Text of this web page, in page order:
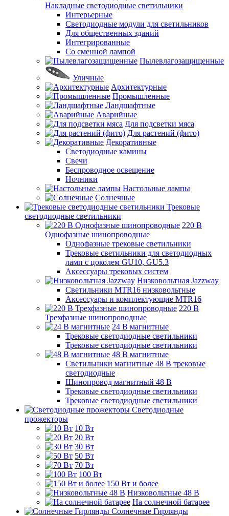
Накладные светодиодные светильники
Интерьерные
Светодиодные модули для светильников
Для общественных зданий
Интегрированные
Со сменной лампой
Пылевлагозащищенные
Уличные
Архитектурные
Промышленные
Ландшафтные
Аварийные
Для подсветки мяса
Для растений (фито)
Декоративные
Светодиодные камины
Свечи
Беспроводное освещение
Ночники
Настольные лампы
Солнечные
Трековые
светодиодные светильники
220 B
Однофазные шинопроводные
Однофазные трековые светильники
Трековые светильники для светодиодных
ламп с цоколем GU10, GU5.3
Аксессуары трековых систем
Низковольтная Jazzway
Светильники MTR16 низковольтные
Аксессуары и комплектующие MTR16
220 B
Трехфазные шинопроводные
24 B магнитные
Трековые светодиодные светильники
Трековые светодиодные светильники
48 B магнитные
Светильники магнитные 48 В трековые
светодиодные
Шинопровод магнитный 48 В
Трековые светодиодные светильники
Трековые светодиодные светильники
Светодиодные
прожекторы
10 Вт
20 Вт
30 Вт
50 Вт
70 Вт
100 Вт
150 Вт и более
Низковольтные 48 В
На солнечной батарее
Солнечные Гирлянды